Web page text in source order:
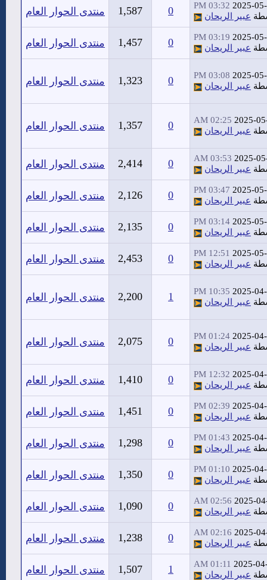
2025-
03:32 PM
عبير الريحان 0
1,587 منتدى الحوار العام
2025-
03:19 PM
عبير الريحان 0
1,457 منتدى الحوار العام
2025-
03:08 PM
عبير الريحان 0
1,323 منتدى الحوار العام
2025-
02:25 AM
عبير الريحان 0
1,357 منتدى الحوار العام
2025-
03:53 AM
عبير الريحان 0
2,414 منتدى الحوار العام
2025-
03:47 PM
عبير الريحان 0
2,126 منتدى الحوار العام
2025-
03:14 PM
عبير الريحان 0
2,135 منتدى الحوار العام
2025-
12:51 PM
عبير الريحان 0
2,453 منتدى الحوار العام
2025-
10:35 PM
عبير الريحان 1
2,200 منتدى الحوار العام
2025-
01:24 PM
عبير الريحان 0
2,075 منتدى الحوار العام
2025-
12:32 PM
عبير الريحان 0
1,410 منتدى الحوار العام
2025-
02:39 PM
عبير الريحان 0
1,451 منتدى الحوار العام
2025-
01:43 PM
عبير الريحان 0
1,298 منتدى الحوار العام
2025-
01:10 PM
عبير الريحان 0
1,350 منتدى الحوار العام
2025-
02:56 AM
عبير الريحان 0
1,090 منتدى الحوار العام
2025-
02:16 AM
عبير الريحان 0
1,238 منتدى الحوار العام
2025-
01:11 AM
عبير الريحان 1
1,507 منتدى الحوار العام